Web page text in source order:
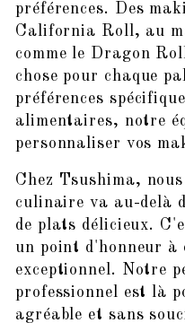
préférences. Des
California Roll, au
comme le Dragon
chose pour chaque
préférences
alimentaires, notre
personnaliser vos
Chez Tsushima,
culinaire va au-delà
de plats délicieux.
un point d'honneur
exceptionnel. Notre
professionnel est là
agréable et sans